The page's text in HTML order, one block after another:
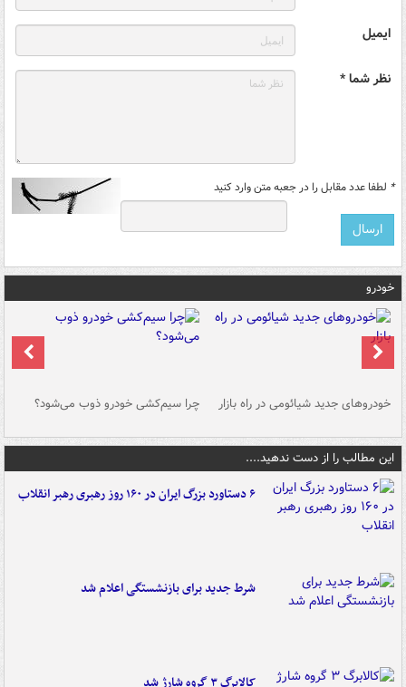
ایمیل
نظر شما *
* لطفا عدد مقابل را در جعبه متن وارد کنید
خودرو
خودروهای جدید شیائومی در راه بازار چرا سیم‌کشی خودرو ذوب می‌شود؟
این مطالب را از دست ندهید....
۶ دستاورد بزرگ ایران در ۱۶۰ روز رهبری رهبر انقلاب
شرط جدید برای بازنشستگی اعلام شد